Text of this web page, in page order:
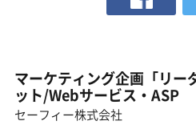
マーケティング企画「リー
ット/Webサービス・ASP
セーフィー株式会社